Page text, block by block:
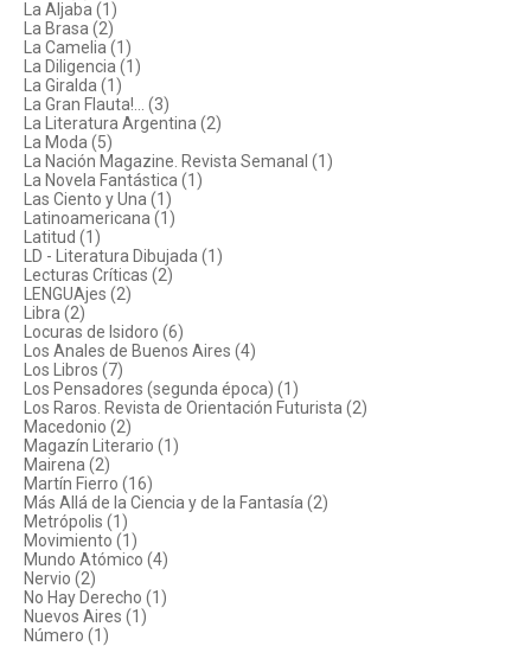
La Aljaba (1)
La Brasa (2)
La Camelia (1)
La Diligencia (1)
La Giralda (1)
La Gran Flauta!... (3)
La Literatura Argentina (2)
La Moda (5)
La Nación Magazine. Revista Semanal (1)
La Novela Fantástica (1)
Las Ciento y Una (1)
Latinoamericana (1)
Latitud (1)
LD - Literatura Dibujada (1)
Lecturas Críticas (2)
LENGUAjes (2)
Libra (2)
Locuras de Isidoro (6)
Los Anales de Buenos Aires (4)
Los Libros (7)
Los Pensadores (segunda época) (1)
Los Raros. Revista de Orientación Futurista (2)
Macedonio (2)
Magazín Literario (1)
Mairena (2)
Martín Fierro (16)
Más Allá de la Ciencia y de la Fantasía (2)
Metrópolis (1)
Movimiento (1)
Mundo Atómico (4)
Nervio (2)
No Hay Derecho (1)
Nuevos Aires (1)
Número (1)